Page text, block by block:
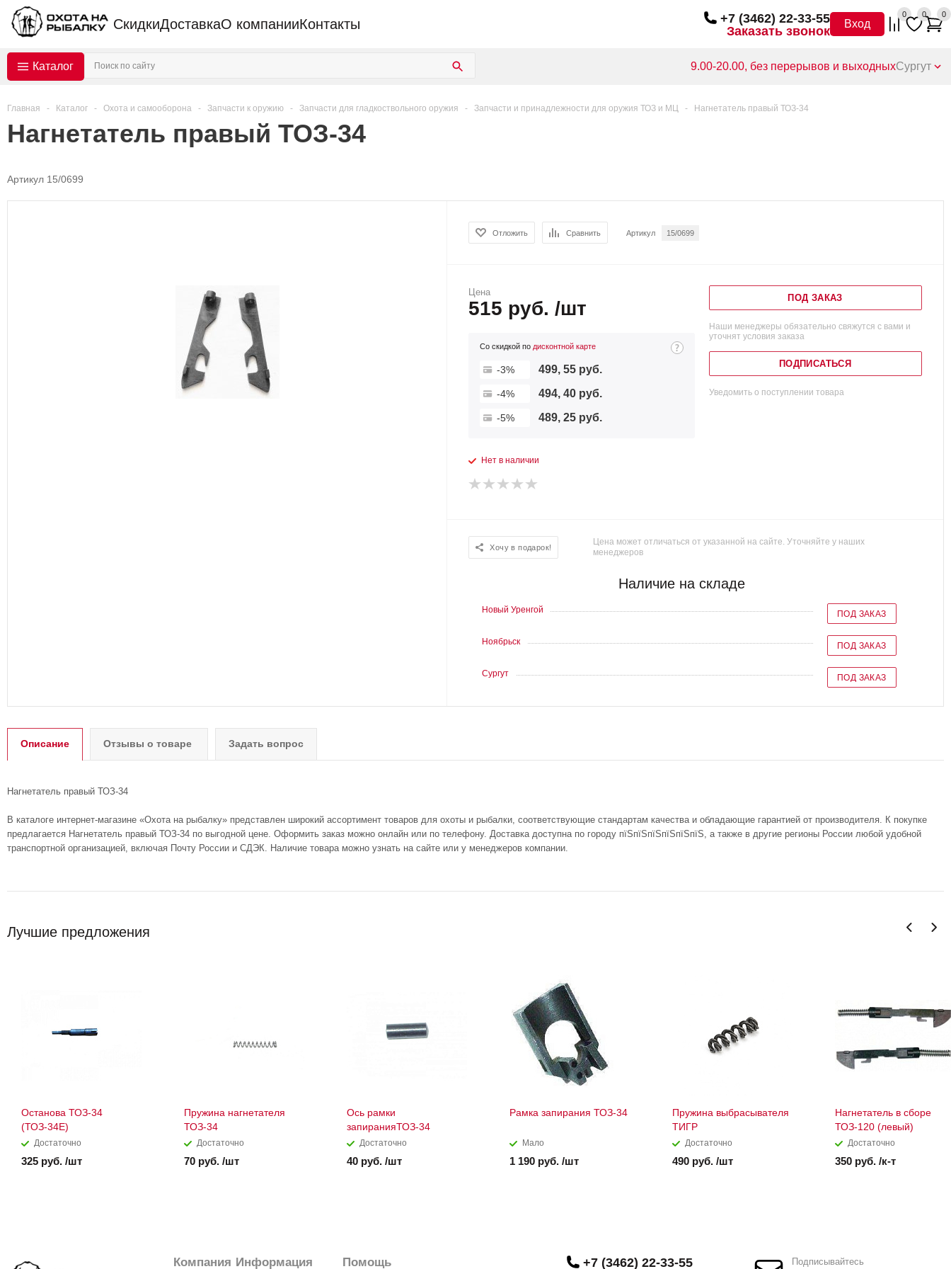
СкидкиДоставкаО компанииКонтакты
+7 (3462) 22-33-55
Заказать звонок
Вход
0 0 0
Каталог 9.00-20.00, без перерывов и выходныхСургут
Главная - Каталог - Охота и самооборона - Запчасти к оружию - Запчасти для гладкоствольного оружия - Запчасти и принадлежности для оружия ТОЗ и МЦ - Нагнетатель правый ТОЗ-34
Нагнетатель правый ТОЗ-34
Артикул 15/0699
Отложить Сравнить Артикул 15/0699
Цена
515 руб. /шт
Со скидкой подисконтной карте
-3% 499, 55 руб.
-4% 494, 40 руб.
-5% 489, 25 руб.
Нет в наличии
ПОД ЗАКАЗ
Наши менеджеры обязательно свяжутся с вами и
уточнят условия заказа
ПОДПИСАТЬСЯ
Уведомить о поступлении товара
Хочу в подарок!
Цена может отличаться от указанной на сайте. Уточняйте у наших
менеджеров
Наличие на складе
Новый Уренгой ПОД ЗАКАЗ
Ноябрьск ПОД ЗАКАЗ
Сургут ПОД ЗАКАЗ
Описание Отзывы о товаре Задать вопрос
Нагнетатель правый ТОЗ-34
В каталоге интернет-магазине «Охота на рыбалку» представлен широкий ассортимент товаров для охоты и рыбалки, соответствующие стандартам качества и обладающие гарантией от производителя. К покупке
предлагается Нагнетатель правый ТОЗ-34 по выгодной цене. Оформить заказ можно онлайн или по телефону. Доставка доступна по городу пїЅпїЅпїЅпїЅпїЅпїЅ, а также в другие регионы России любой удобной
транспортной организацией, включая Почту России и СДЭК. Наличие товара можно узнать на сайте или у менеджеров компании.
Лучшие предложения
Останова ТОЗ-34
(ТОЗ-34Е)
Достаточно
325 руб. /шт
Пружина нагнетателя
ТОЗ-34
Достаточно
70 руб. /шт
Ось рамки
запиранияТОЗ-34
Достаточно
40 руб. /шт
Рамка запирания ТОЗ-34
Мало
1 190 руб. /шт
Пружина выбрасывателя
ТИГР
Достаточно
490 руб. /шт
Нагнетатель в сборе
ТОЗ-120 (левый)
Достаточно
350 руб. /к-т
Компания Информация Помощь
+7 (3462) 22-33-55
Подписывайтесь